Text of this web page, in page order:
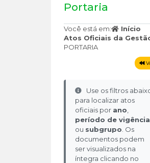
Portaria
Você está em:
Início
Atos Oficiais da
PORTARIA
Use os filtros
para localizar atos
oficiais por ano
período de vigência
ou subgrupo . Os
documentos podem
ser visualizados na
íntegra clicando no